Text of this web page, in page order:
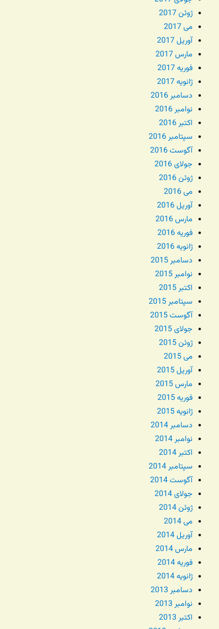
ژوئن 2017
می 2017
آوریل 2017
مارس 2017
فوریه 2017
ژانویه 2017
دسامبر 2016
نوامبر 2016
اکتبر 2016
سپتامبر 2016
آگوست 2016
جولای 2016
ژوئن 2016
می 2016
آوریل 2016
مارس 2016
فوریه 2016
ژانویه 2016
دسامبر 2015
نوامبر 2015
اکتبر 2015
سپتامبر 2015
آگوست 2015
جولای 2015
ژوئن 2015
می 2015
آوریل 2015
مارس 2015
فوریه 2015
ژانویه 2015
دسامبر 2014
نوامبر 2014
اکتبر 2014
سپتامبر 2014
آگوست 2014
جولای 2014
ژوئن 2014
می 2014
آوریل 2014
مارس 2014
فوریه 2014
ژانویه 2014
دسامبر 2013
نوامبر 2013
اکتبر 2013